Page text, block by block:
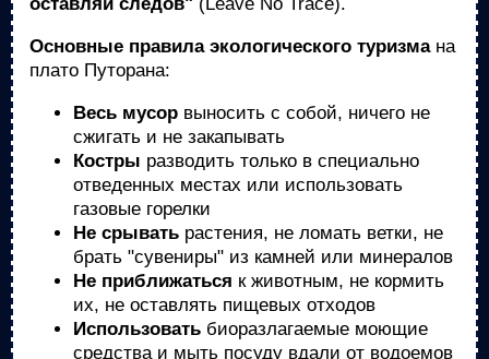
Основные правила экологического туризмана
плато Путорана:
Весь мусор выносить с собой, ничего не
сжигать и не закапывать
Костры разводить только в специально
отведенных местах или использовать
газовые горелки
Не срывать растения, не ломать ветки, не
брать "сувениры" из камней или минералов
Не приближаться к животным, не кормить
их, не оставлять пищевых отходов
Использовать биоразлагаемые моющие
средства и мыть посуду вдали от водоемов